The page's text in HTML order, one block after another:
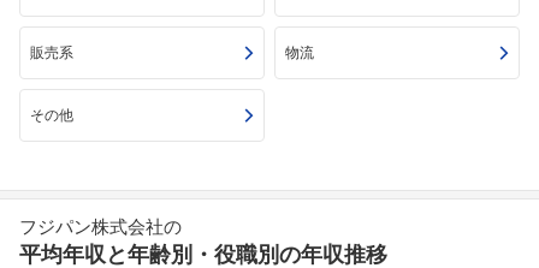
販売系 物流
その他
フジパン株式会社の
平均年収と年齢別・役職別の年収推移